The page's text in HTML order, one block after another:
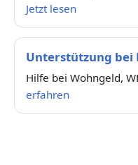
Jetzt lesen
Unterstützung bei
Hilfe bei Wohngeld,
erfahren